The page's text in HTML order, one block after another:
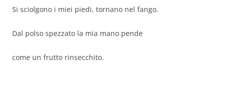
Si sciolgono i miei piedi, tornano nel fango.
Dal polso spezzato la mia mano pende
come un frutto rinsecchito.